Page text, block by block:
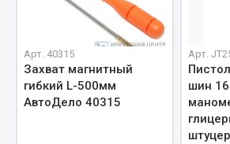
Мост задний
Система питания
Система выпуска газа
Система охлаждения
Арт. 40315
Захват магнитный
гибкий L-500мм
АвтоДело 40315
Арт.
шин